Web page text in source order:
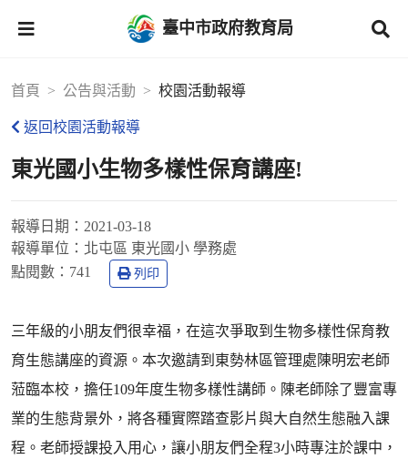
臺中市政府教育局
首頁 公告與活動 校園活動報導
返回校園活動報導
東光國小生物多樣性保育講座!
報導日期： 2021-03-18
報導單位： 北屯區 東光國小 學務處
點閱數： 741 列印
三年級的小朋友們很幸福，在這次爭取到生物多樣性保育教
育生態講座的資源。本次邀請到東勢林區管理處陳明宏老師
蒞臨本校，擔任109年度生物多樣性講師。陳老師除了豐富專
業的生態背景外，將各種實際踏查影片與大自然生態融入課
程。老師授課投入用心，讓小朋友們全程3小時專注於課中，